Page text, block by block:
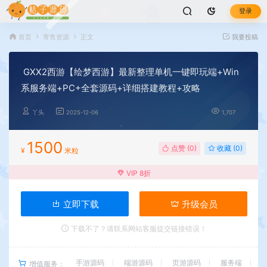
登录
首页 寄售资源 正文 我要投稿
GXX2西游【绘梦西游】最新整理单机一键即玩端+Win
系服务端+PC+全套源码+详细搭建教程+攻略
丫头 2025-12-06 1,707
¥ 1500 米粒 点赞 (0) 收藏 (0)
VIP 8折
立即下载 升级会员
下载不了？请联系网站客服提交链接错误！
增值服务： 手游源码 端游源码 页游源码 服务端